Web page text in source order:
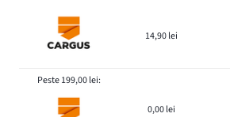
14,90 lei
Peste 199,00 lei:
0,00 lei